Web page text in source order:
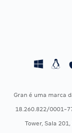
CONCURSOS POR
Concursos Fiscais
Concursos Saúde
Gran é uma marca
18.260.822/0001-
Tower, Sala 201,